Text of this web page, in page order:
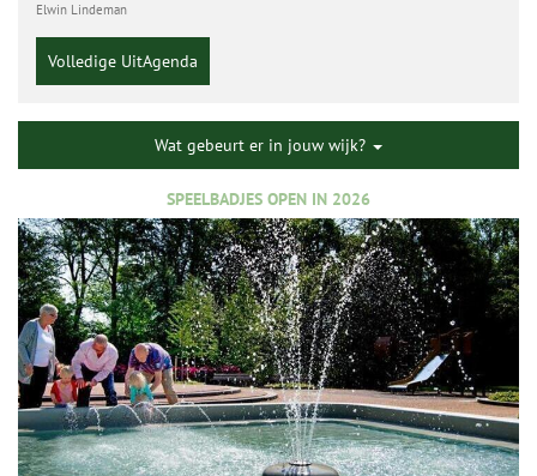
Elwin Lindeman
Volledige UitAgenda
Wat gebeurt er in jouw wijk?
SPEELBADJES OPEN IN 2026